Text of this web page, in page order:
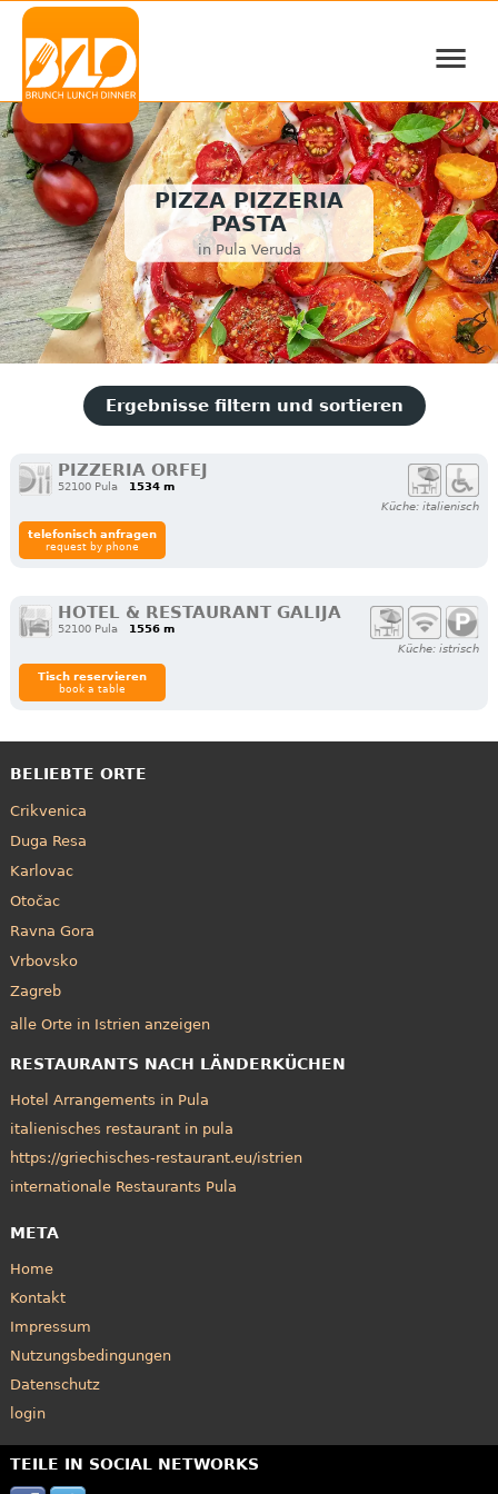
≡
PIZZA PIZZERIA
PASTA
in Pula Veruda
Ergebnisse filtern und sortieren
PIZZERIA ORFEJ
52100 Pula
1534 m
Küche: italienisch
telefonisch anfragen
request by phone
HOTEL & RESTAURANT GALIJA
52100 Pula
1556 m
Küche: istrisch
Tisch reservieren
book a table
BELIEBTE ORTE
Crikvenica
Duga Resa
Karlovac
Otočac
Ravna Gora
Vrbovsko
Zagreb
alle Orte in Istrien anzeigen
RESTAURANTS NACH LÄNDERKÜCHEN
Hotel Arrangements in Pula
italienisches restaurant in pula
https://griechisches-restaurant.eu/istrien
internationale Restaurants Pula
META
Home
Kontakt
Impressum
Nutzungsbedingungen
Datenschutz
login
TEILE IN SOCIAL NETWORKS